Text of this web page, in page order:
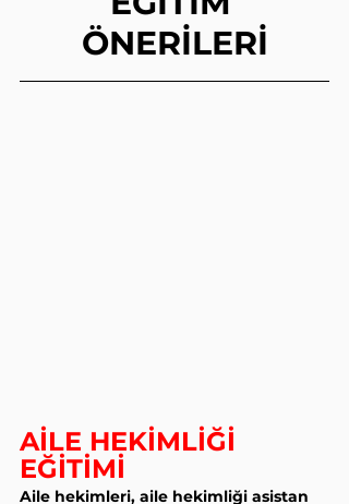
ÖNERİLERİ
AİLE HEKİMLİĞİ
EĞİTİMİ
Aile hekimleri, aile hekimliği asistan